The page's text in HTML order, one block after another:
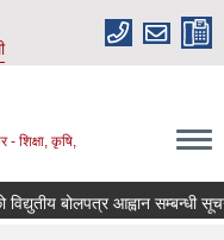
- शिक्षा, कृषि,
बोलपत्र आह्वान सम्बन्धी सूचना